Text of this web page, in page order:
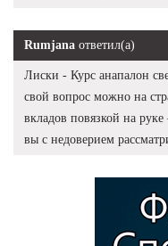
Rumjana ответил(а)
Лиски - Курс анапалон
свой вопрос можно на
вкладов повязкой на
вы с недоверием